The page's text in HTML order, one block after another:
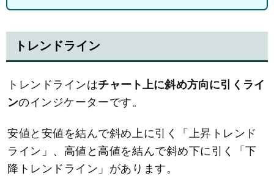
トレンドライン
トレンドラインはチャート上に斜め方向に引くライ
ンのインジケーターです。
安値と安値を結んで斜め上に引く「上昇トレンド
ライン」、高値と高値を結んで斜め下に引く「下
降トレンドライン」があります。